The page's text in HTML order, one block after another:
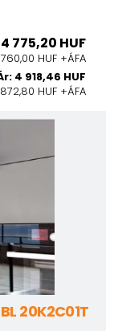
775,20 HUF
HUF +ÁFA
4 918,46 HUF
HUF +ÁFA
20K2C01T